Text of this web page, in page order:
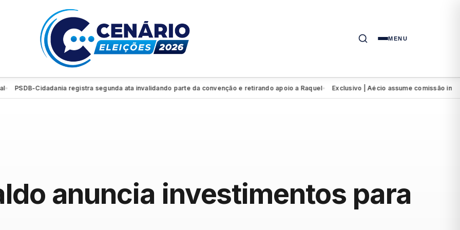
MENU
Cidadania registra segunda ata invalidando parte da convenção e retirando apoio a Raquel● Exclusivo | Aécio assume comissão
anuncia investimentos para